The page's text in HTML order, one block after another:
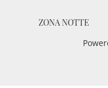
ZONA NOTTE